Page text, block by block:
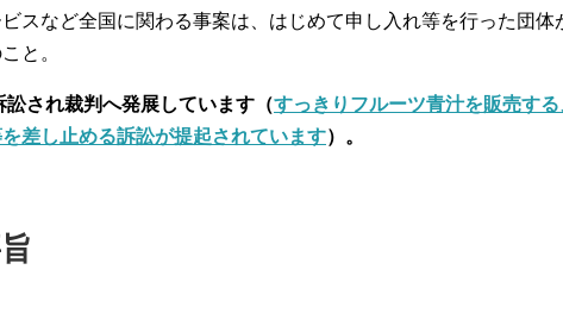
スなど全国に関わる事案は、はじめて申し入れ等を行った団体
と。
され裁判へ発展しています（すっきりフルーツ青汁を販売する
差し止める訴訟が提起されています）。